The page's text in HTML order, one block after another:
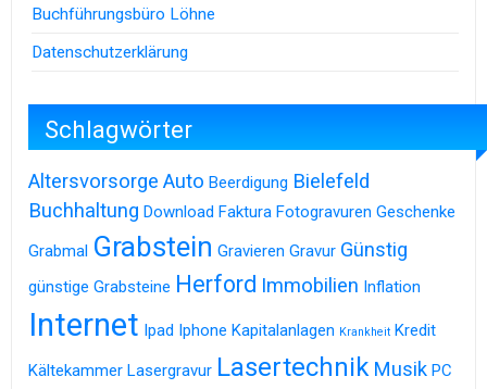
Buchführungsbüro Löhne
Datenschutzerklärung
Schlagwörter
Altersvorsorge Auto Beerdigung Bielefeld
Buchhaltung Download Faktura Fotogravuren Geschenke
Grabmal Grabstein Gravieren Gravur Günstig
günstige Grabsteine Herford Immobilien Inflation
Internet Ipad Iphone Kapitalanlagen Krankheit Kredit
Kältekammer Lasergravur Lasertechnik Musik PC